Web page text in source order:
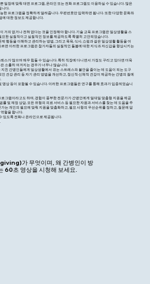
일정에 맞춰 대면 프로그램, 온라인 또는 전화 프로그램도 이용하실 수 있습니다. 많은
니다.
한 프로그램을 정확하게 알려줍니다. 우편번호만 입력하면 됩니다. 또한 다양한 문화와
에 대한 정보도 제공합니다.
거의 없거나 전혀 없다는 것을 인정해야 합니다. 기술 교육 프로그램은 일상생활을 스
요한 실질적이고 실질적인 정보를 제공하도록 특별히 고안되었습니다.
행동을 이해하고 관리하는 방법, 그리고 목욕, 식사, 쇼핑과 같은 일상생활 활동을 어
면 이러한 프로그램은 참가자들의 실질적인 돌봄에 대한 지식과 자신감을 향상시키는
스가 많으며 매우 힘들 수 있습니다. 특히 직장에 다니면서 가정도 꾸리고 있다면 더욱
소홀히 여겨지는 경우가 너무나 많습니다.
친 간병인들에게 일상생활에서 겪는 스트레스와 불안을 줄이는 데 도움이 되는 도구
건강 관리 등 자기 관리 방법을 개선하고, 정신적·신체적 건강이 제공하는 간병의 질에
명상 등이 포함될 수 있습니다. 이러한 프로그램들은 연구를 통해 효과가 입증되었습니
그램이라고도 하며, 경험이 풍부한 전문가가 간병인에게 일대일 맞춤형 지원을 제공
률 및 재정 상담, 모든 유형의 의료 서비스 등 필요한 자원과 서비스를 찾는 데 도움을 주
는 개인의 필요에 맞춰 지원을 맞춤화하고, 필요 사항의 우선순위를 정하고, 질문에 답
할을 합니다.
있도록 전화나 온라인으로 제공됩니다.
가 무엇이며, 왜 간병인이 방
60초 영상을 시청해 보세요.